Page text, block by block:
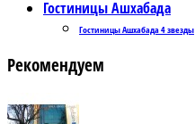
Гостиницы Ашхабада
Гостиницы Ашхабада 4 звезды
Рекомендуем